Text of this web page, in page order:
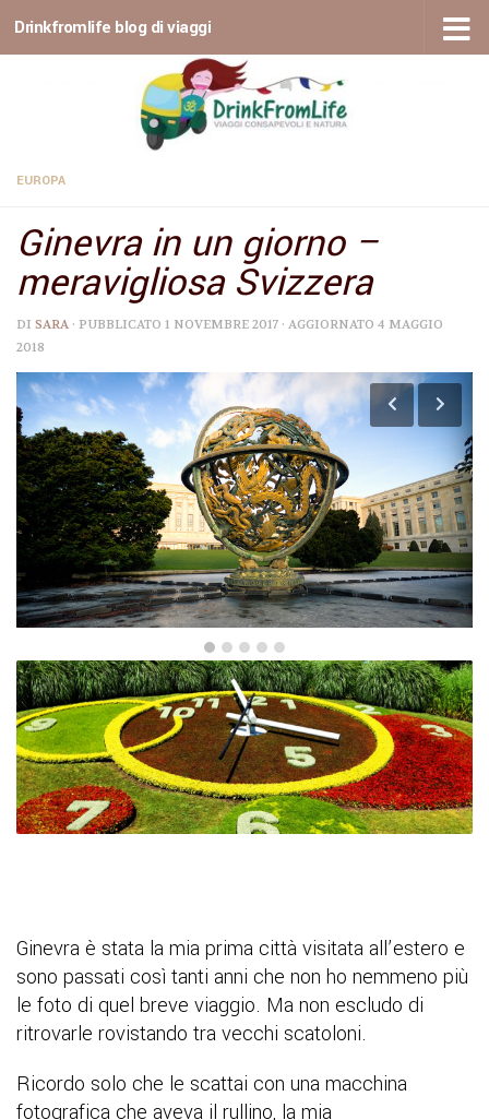
Sotto il contenuto
Drinkfromlife blog di viaggi
EUROPA
Ginevra in un giorno –
meravigliosa Svizzera
DI SARA · PUBBLICATO 1 NOVEMBRE 2017 · AGGIORNATO 4 MAGGIO
2018
Ginevra è stata la mia prima città visitata all’estero e
sono passati così tanti anni che non ho nemmeno più
le foto di quel breve viaggio. Ma non escludo di
ritrovarle rovistando tra vecchi scatoloni.
Ricordo solo che le scattai con una macchina
fotografica che aveva il rullino, la mia